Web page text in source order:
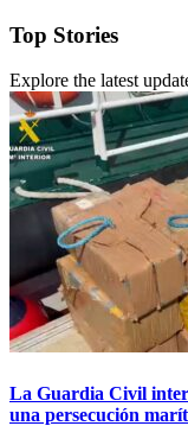
Top Stories
Explore the latest
La Guardia Civil
una persecución